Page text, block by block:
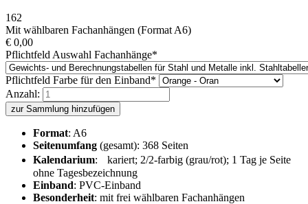
162
Mit wählbaren Fachanhängen (Format A6)
€ 0,00
Pflichtfeld Auswahl Fachanhänge*
Pflichtfeld Farbe für den Einband*
Anzahl:
zur Sammlung hinzufügen
Format: A6
Seitenumfang (gesamt): 368 Seiten
Kalendarium: kariert; 2/2-farbig (grau/rot); 1 Tag je Seite
ohne Tagesbezeichnung
Einband: PVC-Einband
Besonderheit: mit frei wählbaren Fachanhängen